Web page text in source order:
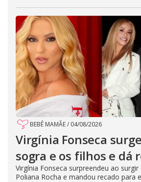
BEBÊ MAMÃE/ 04/08/2026
Virgínia Fonseca
sogra e os filhos e dá
Virgínia Fonseca surpreendeu ao
Poliana Rocha e mandou recado para